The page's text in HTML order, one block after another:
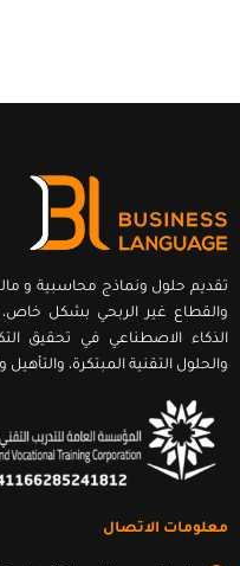
تقديم حلول ونماذج محاسبية و
والقطاع غير الربحي بشكل
الذكاء الاصطناعي في تحقيق
والحلول التقنية المبتكرة، والتأهيل
معلومات الاتصال